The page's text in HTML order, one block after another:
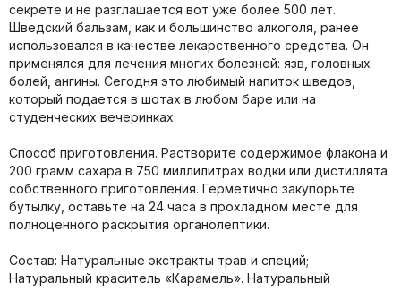
секрете и не разглашается вот уже более 500 лет.
Шведский бальзам, как и большинство алкоголя, ранее
использовался в качестве лекарственного средства. Он
применялся для лечения многих болезней: язв, головных
болей, ангины. Сегодня это любимый напиток шведов,
который подается в шотах в любом баре или на
студенческих вечеринках.
Способ приготовления. Растворите содержимое флакона и
200 грамм сахара в 750 миллилитрах водки или дистиллята
собственного приготовления. Герметично закупорьте
бутылку, оставьте на 24 часа в прохладном месте для
полноценного раскрытия органолептики.
Состав: Натуральные экстракты трав и специй;
Натуральный краситель «Карамель». Натуральный